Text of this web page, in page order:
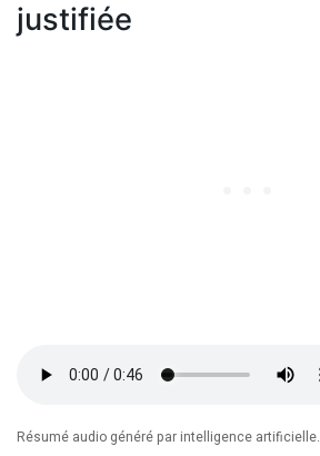
justifiée
Résumé audio généré par intelligence artificielle.